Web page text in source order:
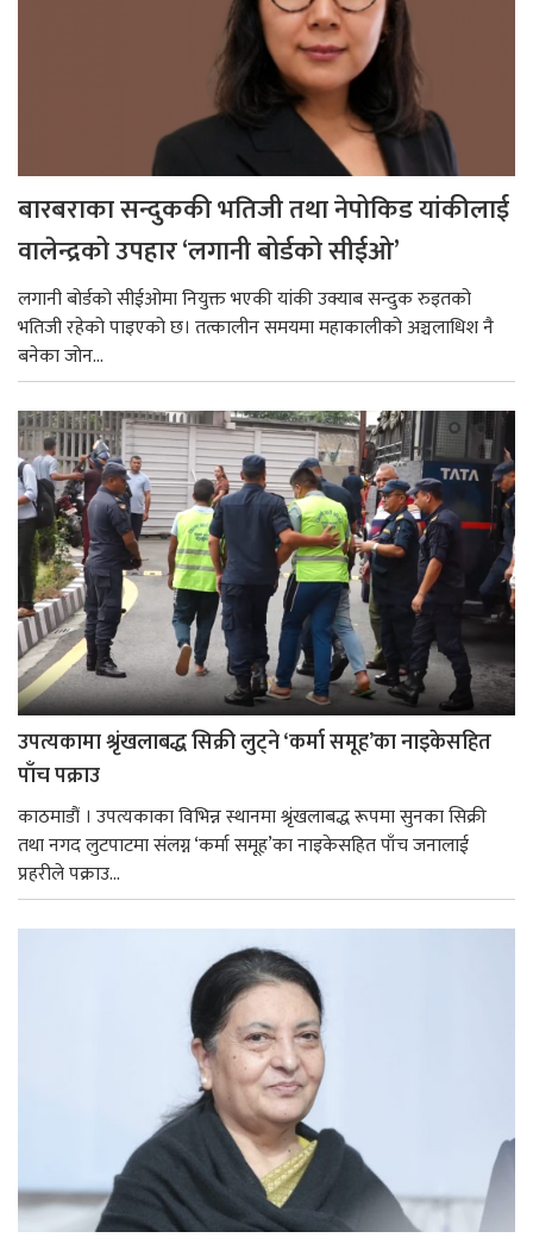
बारबराका सन्दुककी भतिजी तथा नेपोकिड यांकीलाई
वालेन्द्रको उपहार ‘लगानी बोर्डको सीईओ’
लगानी बोर्डको सीईओमा नियुक्त भएकी यांकी उक्याब सन्दुक रुइतको
भतिजी रहेको पाइएको छ। तत्कालीन समयमा महाकालीको अञ्चलाधिश नै
बनेका जोन...
उपत्यकामा श्रृंखलाबद्ध सिक्री लुट्ने ‘कर्मा समूह’का नाइकेसहित
पाँच पक्राउ
काठमाडौं । उपत्यकाका विभिन्न स्थानमा श्रृंखलाबद्ध रूपमा सुनका सिक्री
तथा नगद लुटपाटमा संलग्न ‘कर्मा समूह’का नाइकेसहित पाँच जनालाई
प्रहरीले पक्राउ...